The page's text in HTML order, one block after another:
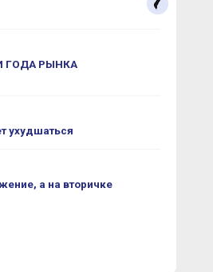
ГОДА РЫНКА
ухудшаться
а на вторичке